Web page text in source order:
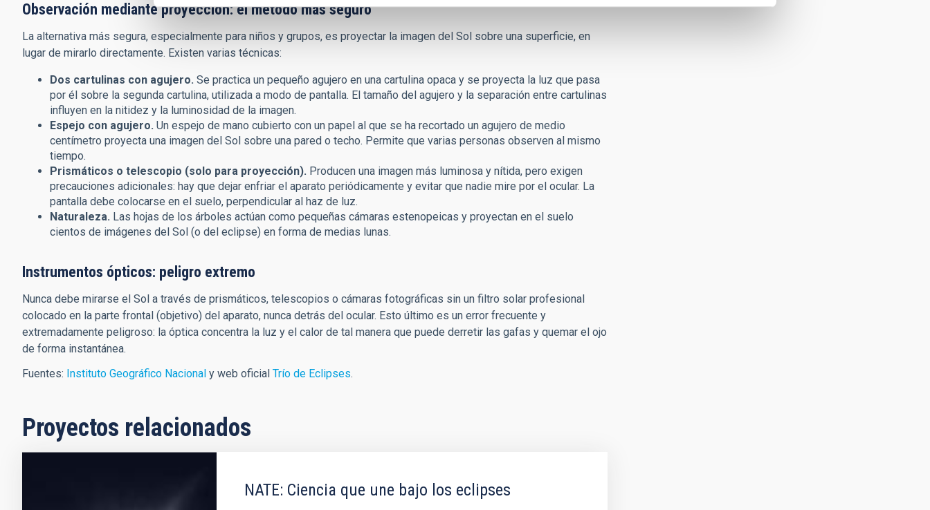
Observación mediante proyección: el método más seguro
La alternativa más segura, especialmente para niños y grupos, es proyectar la imagen del Sol sobre una superficie, en
lugar de mirarlo directamente. Existen varias técnicas:
Dos cartulinas con agujero. Se practica un pequeño agujero en una cartulina opaca y se proyecta la luz que pasa
por él sobre la segunda cartulina, utilizada a modo de pantalla. El tamaño del agujero y la separación entre cartulinas
influyen en la nitidez y la luminosidad de la imagen.
Espejo con agujero. Un espejo de mano cubierto con un papel al que se ha recortado un agujero de medio
centímetro proyecta una imagen del Sol sobre una pared o techo. Permite que varias personas observen al mismo
tiempo.
Prismáticos o telescopio (solo para proyección). Producen una imagen más luminosa y nítida, pero exigen
precauciones adicionales: hay que dejar enfriar el aparato periódicamente y evitar que nadie mire por el ocular. La
pantalla debe colocarse en el suelo, perpendicular al haz de luz.
Naturaleza. Las hojas de los árboles actúan como pequeñas cámaras estenopeicas y proyectan en el suelo
cientos de imágenes del Sol (o del eclipse) en forma de medias lunas.
Instrumentos ópticos: peligro extremo
Nunca debe mirarse el Sol a través de prismáticos, telescopios o cámaras fotográficas sin un filtro solar profesional
colocado en la parte frontal (objetivo) del aparato, nunca detrás del ocular. Esto último es un error frecuente y
extremadamente peligroso: la óptica concentra la luz y el calor de tal manera que puede derretir las gafas y quemar el ojo
de forma instantánea.
Fuentes: Instituto Geográfico Nacional y web oficial Trío de Eclipses.
Proyectos relacionados
NATE: Ciencia que une bajo los eclipses